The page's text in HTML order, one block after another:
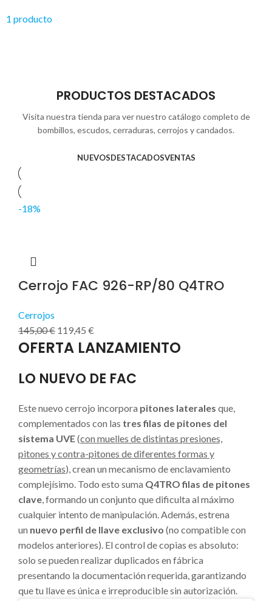
1 producto
PRODUCTOS DESTACADOS
Visita nuestra tienda para ver nuestro catálogo completo de
bombillos, escudos, cerraduras, cerrojos y candados.
NUEVOSDESTACADOSVENTAS
-18%
Cerrojo FAC 926-RP/80 Q4TRO
Cerrojos
145,00€ 119,45 €
OFERTA LANZAMIENTO
LO NUEVO DE FAC
Este nuevo cerrojo incorpora pitones laterales que,
complementados con las tres filas de pitones del
sistema UVE(con muelles de distintas presiones,
pitones y contra-pitones de diferentes formas y
geometrías), crean un mecanismo de enclavamiento
complejísimo. Todo esto suma Q4TRO filas de pitones
clave, formando un conjunto que dificulta al máximo
cualquier intento de manipulación. Además, estrena
un nuevo perfil de llave exclusivo (no compatible con
modelos anteriores). El control de copias es absoluto:
solo se pueden realizar duplicados en fábrica
presentando la documentación requerida, garantizando
que tu llave es única e irreproducible sin autorización.